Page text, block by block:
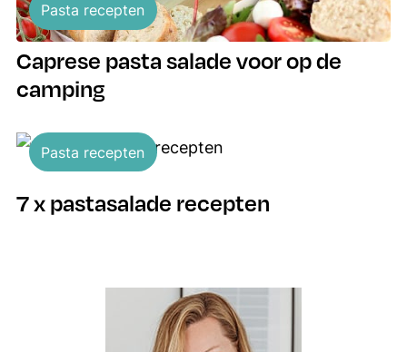
Pasta recepten
Caprese pasta salade voor op de
camping
Pasta recepten
7 x pastasalade recepten